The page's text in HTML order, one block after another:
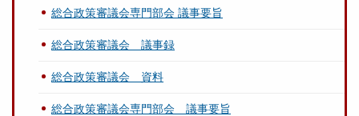
総合政策審議会専門部会 議事要旨
総合政策審議会 議事録
総合政策審議会 資料
総合政策審議会専門部会 議事要旨